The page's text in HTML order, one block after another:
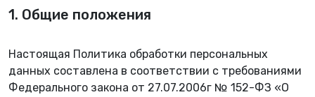
1. Общие положения
Настоящая Политика обработки персональных
данных составлена в соответствии с требованиями
Федерального закона от 27.07.2006г № 152-ФЗ «О